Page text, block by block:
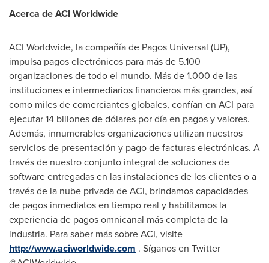
Acerca de ACI Worldwide
ACI Worldwide, la compañía de Pagos Universal (UP),
impulsa pagos electrónicos para más de 5.100
organizaciones de todo el mundo. Más de 1.000 de las
instituciones e intermediarios financieros más grandes, así
como miles de comerciantes globales, confían en ACI para
ejecutar 14 billones de dólares por día en pagos y valores.
Además, innumerables organizaciones utilizan nuestros
servicios de presentación y pago de facturas electrónicas. A
través de nuestro conjunto integral de soluciones de
software entregadas en las instalaciones de los clientes o a
través de la nube privada de ACI, brindamos capacidades
de pagos inmediatos en tiempo real y habilitamos la
experiencia de pagos omnicanal más completa de la
industria. Para saber más sobre ACI, visite
http://www.aciworldwide.com . Síganos en Twitter